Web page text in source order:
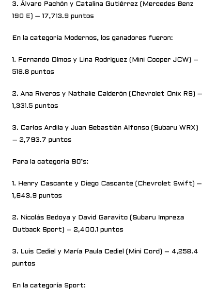
3. Álvaro Pachón y Catalina Gutiérrez (Mercedes Benz
190 E) – 17,713.9 puntos
En la categoría Modernos, los ganadores fueron:
1. Fernando Olmos y Lina Rodríguez (Mini Cooper JCW) –
518.8 puntos
2. Ana Riveros y Nathalie Calderón (Chevrolet Onix RS) –
1,331.5 puntos
3. Carlos Ardila y Juan Sebastián Alfonso (Subaru WRX)
– 2,793.7 puntos
Para la categoría 90’s:
1. Henry Cascante y Diego Cascante (Chevrolet Swift) –
1,643.9 puntos
2. Nicolás Bedoya y David Garavito (Subaru Impreza
Outback Sport) – 2,400.1 puntos
3. Luis Cediel y María Paula Cediel (Mini Cord) – 4,258.4
puntos
En la categoría Sport: